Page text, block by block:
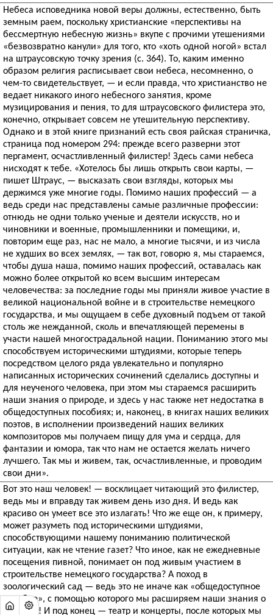
Небеса исповедника новой веры должны, естественно, быть
земным раем, поскольку христианские «перспективы на
бессмертную небесную жизнь» вкупе с прочими утешениями
«безвозвратно канули» для того, кто «хоть одной ногой» встал
на штраусовскую точку зрения (с. 364). То, каким именно
образом религия расписывает свои небеса, несомненно, о
чем-то свидетельствует, — и если правда, что христианство не
ведает никакого иного небесного занятия, кроме
музицирования и пения, то для штраусовского филистера это,
конечно, открывает совсем не утешительную перспективу.
Однако и в этой книге признаний есть своя райская страничка,
страница под номером 294: прежде всего разверни этот
пергамент, осчастливленный филистер! Здесь сами небеса
нисходят к тебе. «Хотелось бы лишь открыть свои карты, —
пишет Штраус, — высказать свои взгляды, которых мы
держимся уже многие годы. Помимо наших профессий — а
ведь среди нас представлены самые различные профессии:
отнюдь не одни только ученые и деятели искусств, но и
чиновники и военные, промышленники и помещики, и,
повторим еще раз, нас не мало, а многие тысячи, и из числа
не худших во всех землях, — так вот, говорю я, мы стараемся,
чтобы душа наша, помимо наших профессий, оставалась как
можно более открытой ко всем высшим интересам
человечества: за последние годы мы приняли живое участие в
великой национальной войне и в строительстве немецкого
государства, и мы ощущаем в себе духовный подъем от такой
столь же нежданной, сколь и впечатляющей перемены в
участи нашей многострадальной нации. Пониманию этого мы
способствуем историческими штудиями, которые теперь
посредством целого ряда увлекательно и популярно
написанных исторических сочинений сделались доступны и
для неученого человека, при этом мы стараемся расширить
наши знания о природе, и здесь у нас также нет недостатка в
общедоступных пособиях; и, наконец, в книгах наших великих
поэтов, в исполнении произведений наших великих
композиторов мы получаем пищу для ума и сердца, для
фантазии и юмора, так что нам не остается желать ничего
лучшего. Так мы и живем, так, осчастливленные, и проводим
свои дни».
Вот это наш человек! — восклицает читающий это филистер,
ведь мы и вправду так живем день изо дня. И ведь как
красиво он умеет все это излагать! Что же еще он, к примеру,
может разуметь под историческими штудиями,
способствующими нашему пониманию политической
ситуации, как не чтение газет? Что иное, как не ежедневные
посещения пивной, понимает он под живым участием в
строительстве немецкого государства? А поход в
зоологический сад — ведь это не иначе как «общедоступное
пособие», с помощью которого мы расширяем наши знания о
природе! И под конец — театр и концерты, после которых мы